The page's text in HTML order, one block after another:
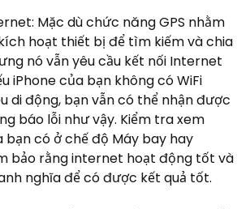
Mặc dù chức năng GPS nhằm
hoạt thiết bị để tìm kiếm và chia
nó vẫn yêu cầu kết nối Internet
iPhone của bạn không có WiFi
di động, bạn vẫn có thể nhận được
báo lỗi như vậy. Kiểm tra xem
bạn có ở chế độ Máy bay hay
bảo rằng internet hoạt động tốt và
nghĩa để có được kết quả tốt.